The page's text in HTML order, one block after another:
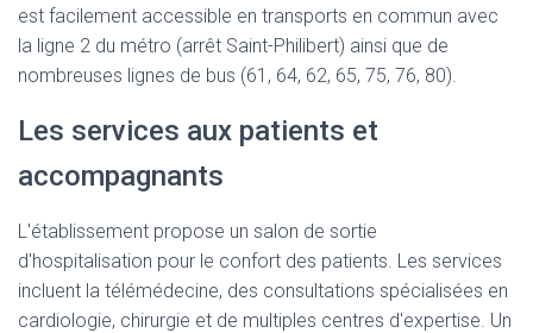
est facilement accessible en transports en commun avec
la ligne 2 du métro (arrêt Saint-Philibert) ainsi que de
nombreuses lignes de bus (61, 64, 62, 65, 75, 76, 80).
Les services aux patients et
accompagnants
L'établissement propose un salon de sortie
d'hospitalisation pour le confort des patients. Les services
incluent la télémédecine, des consultations spécialisées en
cardiologie, chirurgie et de multiples centres d'expertise. Un